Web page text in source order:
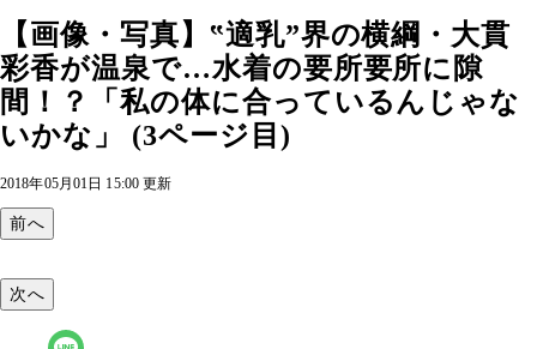
【画像・写真】‟適乳”界の横綱・大貫
彩香が温泉で…水着の要所要所に隙
間！？「私の体に合っているんじゃな
いかな」 (3ページ目)
2018年05月01日 15:00 更新
前へ
次へ